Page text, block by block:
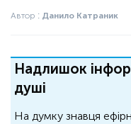
Автор : Данило Катраник
Надлишок
душі
На думку знавця